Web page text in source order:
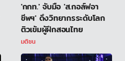
'กกท.' จับมือ 'ส.กอล์ฟอา
ชีพฯ' ดึงวิทยากรระดับโลก
ติวเข้มผู้ฝึกสอนไทย
มติชน